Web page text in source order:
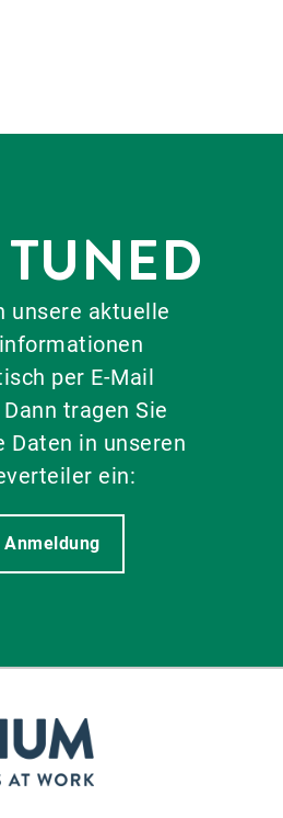
TUNED
unsere aktuelle
per E-Mail
tragen Sie
Daten in unseren
ein:
Anmeldung